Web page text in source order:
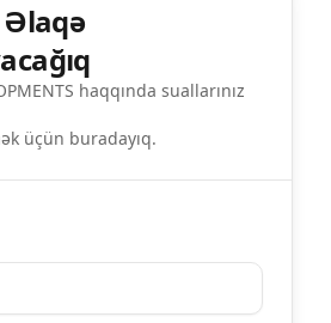
Əlaqə
haqqında suallarınız
üçün buradayıq.